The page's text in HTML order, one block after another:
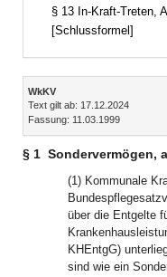
§ 13 In-Kraft-Treten,
[Schlussformel]
Inhalt
WkKV
Text gilt ab: 17.12.2024
Fassung: 11.03.1999
§ 1 Sondervermögen,
(1) Kommunale
über die Entgelte
KHEntgG)
sind wie ein